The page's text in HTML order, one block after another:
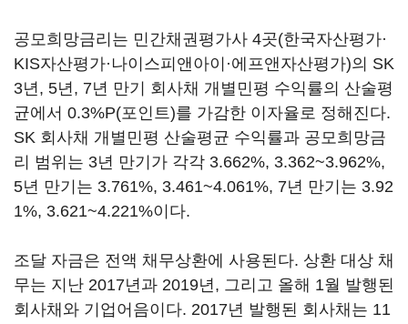
공모희망금리는 민간채권평가사 4곳(한국자산평가·
KIS자산평가·나이스피앤아이·에프앤자산평가)의 SK
3년, 5년, 7년 만기 회사채 개별민평 수익률의 산술평
균에서 0.3%P(포인트)를 가감한 이자율로 정해진다.
SK 회사채 개별민평 산술평균 수익률과 공모희망금
리 범위는 3년 만기가 각각 3.662%, 3.362~3.962%,
5년 만기는 3.761%, 3.461~4.061%, 7년 만기는 3.92
1%, 3.621~4.221%이다.
조달 자금은 전액 채무상환에 사용된다. 상환 대상 채
무는 지난 2017년과 2019년, 그리고 올해 1월 발행된
회사채와 기업어음이다. 2017년 발행된 회사채는 11